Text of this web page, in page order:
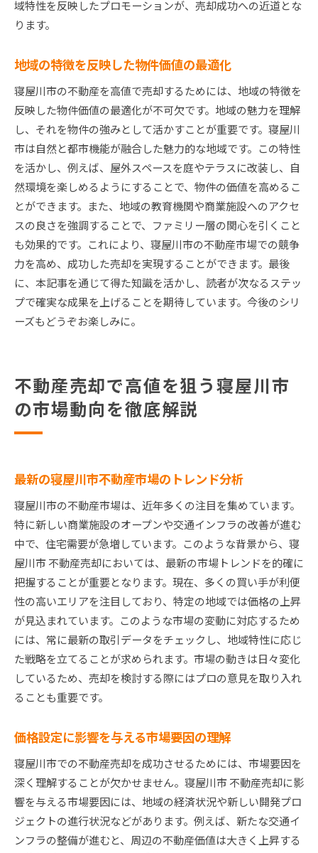
域特性を反映したプロモーションが、売却成功への近道とな
ります。
地域の特徴を反映した物件価値の最適化
寝屋川市の不動産を高値で売却するためには、地域の特徴を
反映した物件価値の最適化が不可欠です。地域の魅力を理解
し、それを物件の強みとして活かすことが重要です。寝屋川
市は自然と都市機能が融合した魅力的な地域です。この特性
を活かし、例えば、屋外スペースを庭やテラスに改装し、自
然環境を楽しめるようにすることで、物件の価値を高めるこ
とができます。また、地域の教育機関や商業施設へのアクセ
スの良さを強調することで、ファミリー層の関心を引くこと
も効果的です。これにより、寝屋川市の不動産市場での競争
力を高め、成功した売却を実現することができます。最後
に、本記事を通じて得た知識を活かし、読者が次なるステッ
プで確実な成果を上げることを期待しています。今後のシリ
ーズもどうぞお楽しみに。
不動産売却で高値を狙う寝屋川市
の市場動向を徹底解説
最新の寝屋川市不動産市場のトレンド分析
寝屋川市の不動産市場は、近年多くの注目を集めています。
特に新しい商業施設のオープンや交通インフラの改善が進む
中で、住宅需要が急増しています。このような背景から、寝
屋川市 不動産売却においては、最新の市場トレンドを的確に
把握することが重要となります。現在、多くの買い手が利便
性の高いエリアを注目しており、特定の地域では価格の上昇
が見込まれています。このような市場の変動に対応するため
には、常に最新の取引データをチェックし、地域特性に応じ
た戦略を立てることが求められます。市場の動きは日々変化
しているため、売却を検討する際にはプロの意見を取り入れ
ることも重要です。
価格設定に影響を与える市場要因の理解
寝屋川市での不動産売却を成功させるためには、市場要因を
深く理解することが欠かせません。寝屋川市 不動産売却に影
響を与える市場要因には、地域の経済状況や新しい開発プロ
ジェクトの進行状況などがあります。例えば、新たな交通イ
ンフラの整備が進むと、周辺の不動産価値は大きく上昇する